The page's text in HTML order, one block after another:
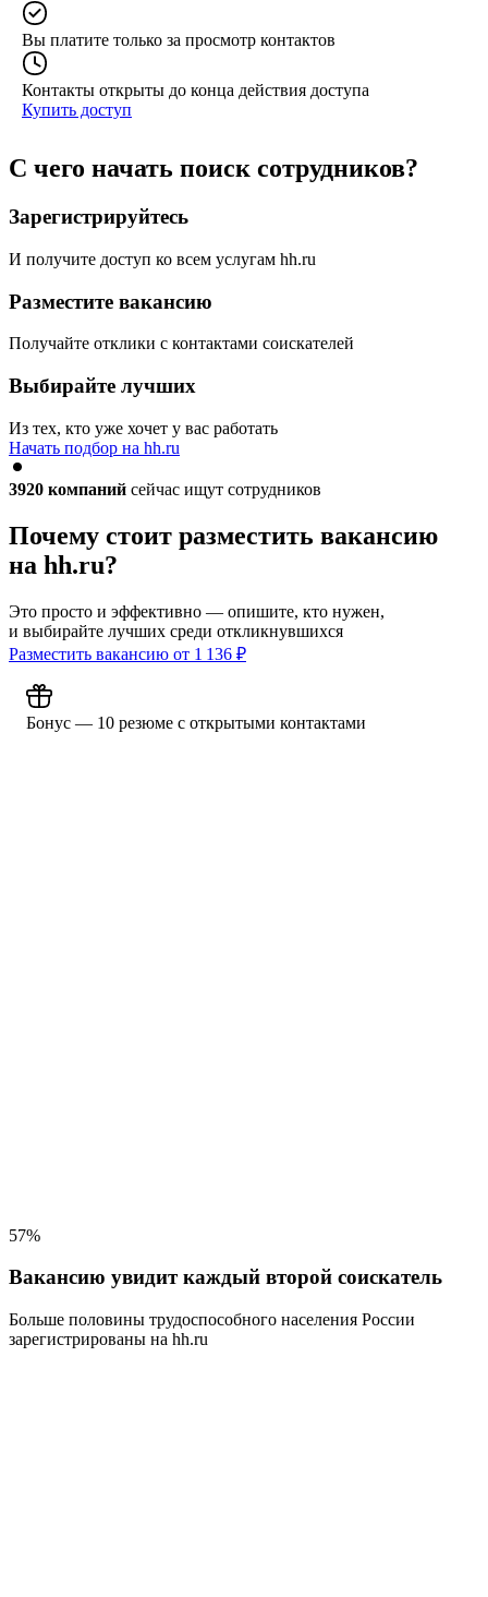
Вы платите только за просмотр контактов
Контакты открыты до конца действия доступа
Купить доступ
С чего начать поиск сотрудников?
Зарегистрируйтесь
И получите доступ ко всем услугам hh.ru
Разместите вакансию
Получайте отклики с контактами соискателей
Выбирайте лучших
Из тех, кто уже хочет у вас работать
Начать подбор на hh.ru
3920 компаний сейчас ищут сотрудников
Почему стоит разместить вакансию
на hh.ru?
Это просто и эффективно — опишите, кто нужен,
и выбирайте лучших среди откликнувшихся
Разместить вакансию от 1 136 ₽
Бонус — 10 резюме с открытыми контактами
57%
Вакансию увидит каждый второй соискатель
Больше половины трудоспособного населения России
зарегистрированы на hh.ru